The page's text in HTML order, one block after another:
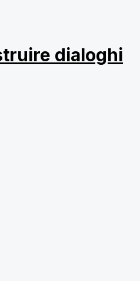
dialoghi